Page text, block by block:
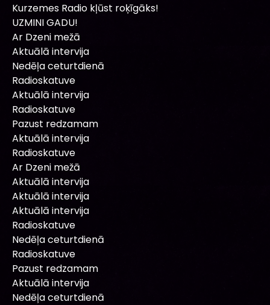
Kurzemes Radio kļūst roķīgāks!
UZMINI GADU!
Ar Dzeni mežā
Aktuālā intervija
Nedēļa ceturtdienā
Radioskatuve
Aktuālā intervija
Radioskatuve
Pazust redzamam
Aktuālā intervija
Radioskatuve
Ar Dzeni mežā
Aktuālā intervija
Aktuālā intervija
Aktuālā intervija
Radioskatuve
Nedēļa ceturtdienā
Radioskatuve
Pazust redzamam
Aktuālā intervija
Nedēļa ceturtdienā